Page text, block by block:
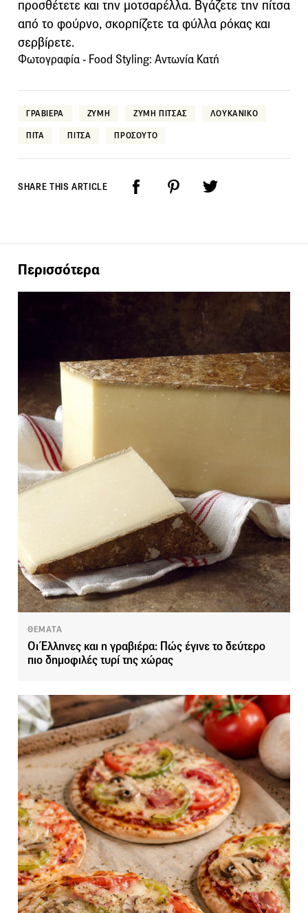
προσθέτετε και την μοτσαρέλλα. Βγάζετε την πίτσα
από το φούρνο, σκορπίζετε τα φύλλα ρόκας και
σερβίρετε.
Φωτογραφία - Food Styling: Αντωνία Κατή
ΓΡΑΒΙΕΡΑ ΖΥΜΗ ΖΥΜΗ ΠΙΤΣΑΣ ΛΟΥΚΑΝΙΚΟ
ΠΙΤΑ ΠΙΤΣΑ ΠΡΟΣΟΥΤΟ
SHARE THIS ARTICLE
Περισσότερα
ΘΕΜΑΤΑ
Οι Έλληνες και η γραβιέρα: Πώς έγινε το δεύτερο
πιο δημοφιλές τυρί της χώρας